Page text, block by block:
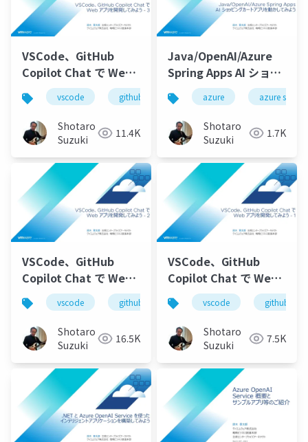
VSCode、GitHub
Copilot Chat で Web
アプリを開発してみよ
う - 3
vscode github github copilot github
Shotaro
Suzuki
11.4K
Java/OpenAI/Azure
Spring Apps AI ショッ
ピングカートアプリを
動かしてみよう
azure azure
Shotaro
Suzuki
1.7K
VSCode、GitHub
Copilot Chat で Web
アプリを開発してみよ
う - 2
vscode github github copilot github
Shotaro
Suzuki
16.5K
VSCode、GitHub
Copilot Chat で Web
アプリを開発してみよ
う-1
vscode github
Shotaro
Suzuki
7.5K